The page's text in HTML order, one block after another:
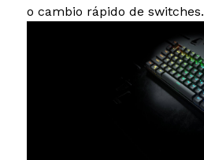
o cambio rápido de switches.